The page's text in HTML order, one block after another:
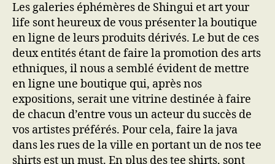
Les galeries éphémères de Shingui et art your
life sont heureux de vous présenter la boutique
en ligne de leurs produits dérivés. Le but de ces
deux entités étant de faire la promotion des arts
ethniques, il nous a semblé évident de mettre
en ligne une boutique qui, après nos
expositions, serait une vitrine destinée à faire
de chacun d’entre vous un acteur du succès de
vos artistes préférés. Pour cela, faire la java
dans les rues de la ville en portant un de nos tee
shirts est un must. En plus des tee shirts, sont